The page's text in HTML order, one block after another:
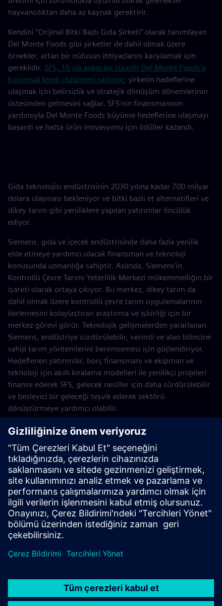
hayvancılıktan daha az kaynak gerektirir.
Kendini “Orijinal Bitki Bazlı Gıda Şirketi” olarak tanımlayan
Del Monte Foods gibi şirketler de dahil olmak üzere
örnekler, artan bir nüfusun ihtiyaçlarını karşılamak için
gereklidir. SFS, 15 yılı aşkın bir süredir Del Monte Foods'a
kurumsal kredi çözümleri sağlıyor, şirketin hedeflerine
ulaşmak için belirsizlik ve stratejik dönüşüm dönemlerinin
üstesinden gelmesini sağlar. SFS'nin finansmanının
yardımıyla Del Monte Foods büyüme hedeflerine ulaşmayı
başardı ve hatta ürün inovasyonu için ödüller kazandı.
Gıda teknolojisi endüstrisinin 2030 yılına kadar 700 milyar
dolara ulaşması bekleniyor ve bitki bazlı et alternatifleri ve
dikey tarım gibi yeniliklere yapılan yatırımlar öncülük
ediyor.
Siemens, gıda ve içecek endüstrisinde daha fazla yenilik
elde etmeye yardımcı olacak finansman ve teknoloji
konusunda uzmanlığa sahiptir. Aslında, Siemens'in
Kontrollü Çevre Tarımı Yeterlilik Merkezi mükemmelliğin bir
işareti olarak ortaya çıkıyor. Bu merkez, dikey tarım da
dahil olmak üzere kontrollü çevre tarım uygulamalarının
ilerlemesini kolaylaştıran araştırma ve işbirliği için bir
merkez görevi görür. Teknolojik gelişmelerden yararlanan
Siemens, endüstriye sürdürülebilir, verimli ve alan bilincine
sahip tarım yöntemlerini benimsemesi için güçlendiriyor.
Hedeflenen yatırımlar, borç finansmanı ve ekipman ve
teknoloji için akıllı kiralama modelleri ile yenilikçi projeleri
finanse ederek SFS, gelecek nesiller için daha sürdürülebilir
ve besleyici bir geleceği teşvik ederek sektörü
dönüştürmeye yardımcı olabilir.
Yolculuğunuza başlayın